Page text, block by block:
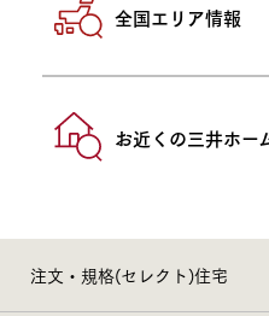
全国エリア情報
お近くの三井ホー
注文・規格(セレクト)住宅